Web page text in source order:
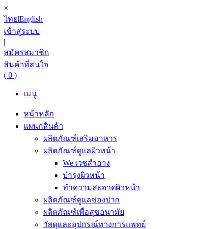
×
ไทย|English
เข้าสู่ระบบ
|
สมัครสมาชิก
สินค้าที่สนใจ
( 0 )
เมนู
หน้าหลัก
แผนกสินค้า
ผลิตภัณฑ์เสริมอาหาร
ผลิตภัณฑ์ดูแลผิวหน้า
We เวชสำอาง
บำรุงผิวหน้า
ทำความสะอาดผิวหน้า
ผลิตภัณฑ์ดูแลช่องปาก
ผลิตภัณฑ์เพื่อสุขอนามัย
วัสดุและอุปกรณ์ทางการแพทย์